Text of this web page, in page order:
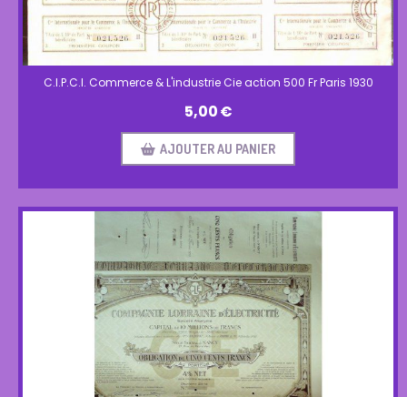
C.I.P.C.I. Commerce & L'industrie Cie action 500 Fr Paris 1930
5,00€
AJOUTER AU PANIER